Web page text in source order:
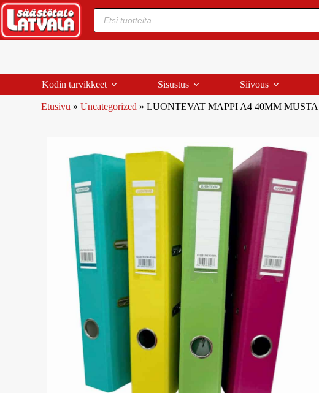
Kodin tarvikkeet Sisustus Siivous
Etusivu » Uncategorized » LUONTEVAT MAPPI A4 40MM MUSTA